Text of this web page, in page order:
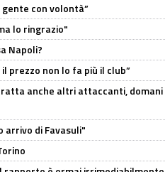
con volontà”
lo ringrazio"
Napoli?
prezzo non lo fa più il club”
anche altri attaccanti, domani
arrivo di Favasuli"